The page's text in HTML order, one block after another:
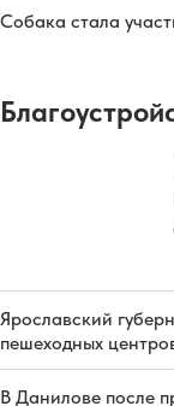
Собака стала
Ярославский
пешеходных
В Данилове после